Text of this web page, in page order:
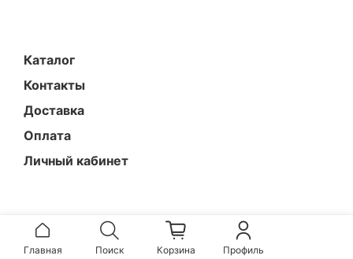
Каталог
Контакты
Доставка
Оплата
Личный кабинет
Главная Поиск Корзина Профиль